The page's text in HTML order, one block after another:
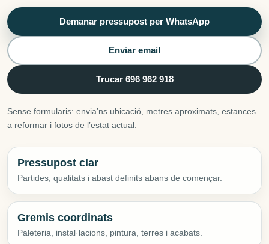
Demanar pressupost per WhatsApp
Enviar email
Trucar 696 962 918
Sense formularis: envia’ns ubicació, metres aproximats, estances
a reformar i fotos de l’estat actual.
Pressupost clar
Partides, qualitats i abast definits abans de començar.
Gremis coordinats
Paleteria, instal·lacions, pintura, terres i acabats.